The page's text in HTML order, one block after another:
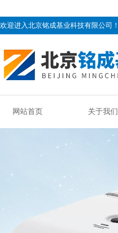
欢迎进入北京铭成基业科技有限公司！
网站首页 关于我们